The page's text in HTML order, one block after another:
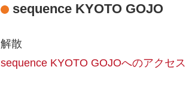
sequence KYOTO GOJO
解散
sequence KYOTO GOJOへのアクセス